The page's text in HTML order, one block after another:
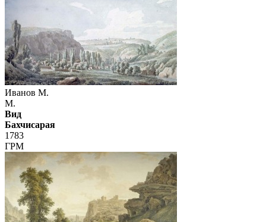
Иванов М.
М.
Вид
Бахчисарая
1783
ГРМ